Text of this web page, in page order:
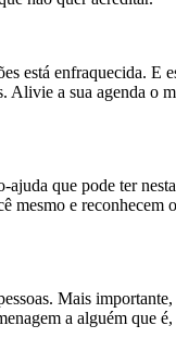
está enfraquecida. E
a sua agenda o
que pode ter
mesmo e reconhecem
Mais
a alguém que é,